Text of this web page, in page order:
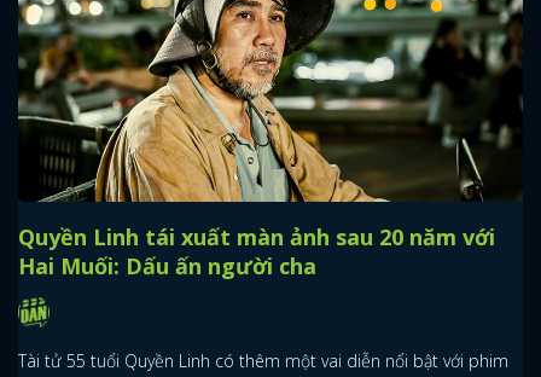
Quyền Linh tái xuất màn ảnh sau 20 năm với
Hai Muối: Dấu ấn người cha
Tài tử 55 tuổi Quyền Linh có thêm một vai diễn nổi bật với phim